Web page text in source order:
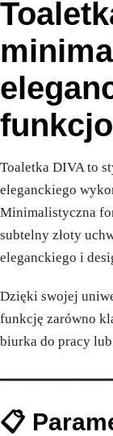
Toaletka DIVA to
eleganckiego
Minimalistyczna
subtelny złoty
eleganckiego i
Dzięki swojej
funkcję zarówno
biurka do pracy
📋